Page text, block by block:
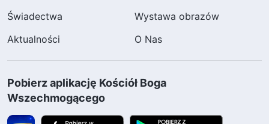
Świadectwa
Wystawa obrazów
Aktualności
O Nas
Pobierz aplikację Kościół Boga
Wszechmogącego